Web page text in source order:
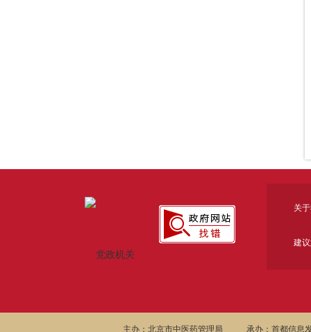
关
建
主办：北京市中医药管理局 承办：首都信息